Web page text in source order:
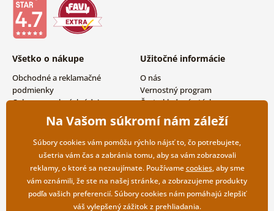
Všetko o nákupe
Obchodné a reklamačné
podmienky
Ochrana osobných údajov
Možnosti dopravy a platby
Vrátenie tovaru
Užitočné informácie
O nás
Vernostný program
Často kladené otázky
Magazín
Kontakty
Veľkoobchodná spolupráca
Na Vašom súkromí nám záleží
Súbory cookies vám pomôžu rýchlo nájsť to, čo potrebujete,
ušetria vám čas a zabránia tomu, aby sa vám zobrazovali
reklamy, o ktoré sa nezaujímate. Používamecookies, aby sme
vám oznámili, že ste na našej stránke, a zobrazujeme produkty
podľa vašich preferencií. Súbory cookies nám pomáhajú zlepšiť
váš vylepšený zážitok z prehliadania.